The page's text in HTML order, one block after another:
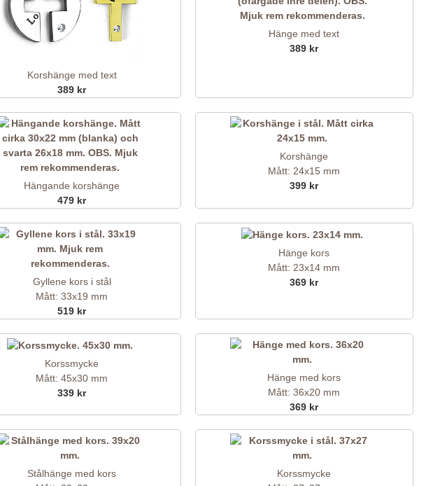
Korshänge med text
389 kr
Hänge med text
389 kr
Hängande korshänge
479 kr
Korshänge
Mått: 24x15 mm
399 kr
Gyllene kors i stål
Mått: 33x19 mm
519 kr
Hänge kors
Mått: 23x14 mm
369 kr
Korssmycke
Mått: 45x30 mm
339 kr
Hänge med kors
Mått: 36x20 mm
369 kr
Stålhänge med kors
Korssmycke